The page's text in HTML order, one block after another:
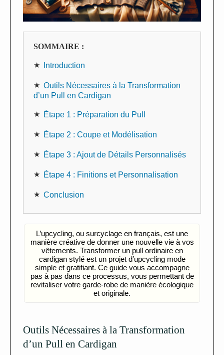
SOMMAIRE :
Introduction
Outils Nécessaires à la Transformation
d’un Pull en Cardigan
Étape 1 : Préparation du Pull
Étape 2 : Coupe et Modélisation
Étape 3 : Ajout de Détails Personnalisés
Étape 4 : Finitions et Personnalisation
Conclusion
L’upcycling, ou surcyclage en français, est une
manière créative de donner une nouvelle vie à vos
vêtements. Transformer un pull ordinaire en
cardigan stylé est un projet d’upcycling mode
simple et gratifiant. Ce guide vous accompagne
pas à pas dans ce processus, vous permettant de
revitaliser votre garde-robe de manière écologique
et originale.
Outils Nécessaires à la Transformation
d’un Pull en Cardigan